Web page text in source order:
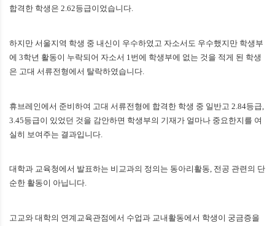
합격한 학생은 2.62등급이었습니다.
하지만 서울지역 학생 중 내신이 우수하였고 자소서도 우수했지만 학생부
에 3학년 활동이 누락되어 자소서 1 번에 학생부에 없는 것을 적게 된 학생
은 고대 서류전형에서 탈락하였습니다
휴브레인에서 준비하여 고대 서류전형에 합격한 학생 중 일반고 2.84등급
3.45등급이 있었던 것을 감안하면 학생부의 기재가 얼마나 중요한지를 여
실히 보여주는 결과입니다
대학과 교육청에서 발표하는 비교과의 정의는 동아리활동, 전공 관련의 단
순한 활동이 아닙니다.
고교와 대학의 연계교육관점에서 수업과 교내활동에서 학생이 궁금증을